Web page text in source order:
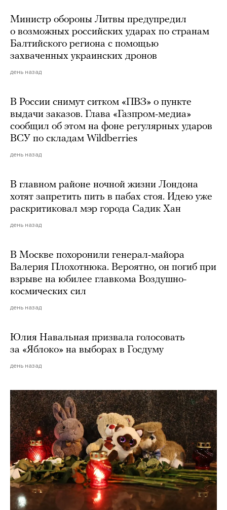
Министр обороны Литвы предупредил
о возможных российских ударах по странам
Балтийского региона с помощью
захваченных украинских дронов
день назад
В России снимут ситком «ПВЗ» о пункте
выдачи заказов. Глава «Газпром-медиа»
сообщил об этом на фоне регулярных ударов
ВСУ по складам Wildberries
день назад
В главном районе ночной жизни Лондона
хотят запретить пить в пабах стоя. Идею уже
раскритиковал мэр города Садик Хан
день назад
В Москве похоронили генерал-майора
Валерия Плохотнюка. Вероятно, он погиб при
взрыве на юбилее главкома Воздушно-
космических сил
день назад
Юлия Навальная призвала голосовать
за «Яблоко» на выборах в Госдуму
день назад